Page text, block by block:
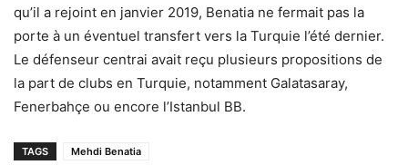
qu’il a rejoint en janvier 2019, Benatia ne fermait pas la
porte à un éventuel transfert vers la Turquie l’été dernier.
Le défenseur centrai avait reçu plusieurs propositions de
la part de clubs en Turquie, notamment Galatasaray,
Fenerbahçe ou encore l’Istanbul BB.
TAGS Mehdi Benatia